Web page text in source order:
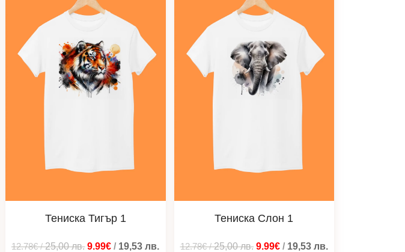
Тениска Тигър 1
12.78€/25,00лв. 9.99€ / 19,53лв.
Тениска Слон 1
12.78€/25,00лв. 9.99€/ 19,53 лв.